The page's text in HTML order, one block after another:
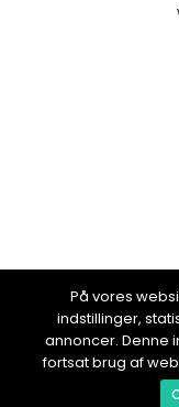
På vores
indstillinger,
annoncer. Denne
fortsat brug af